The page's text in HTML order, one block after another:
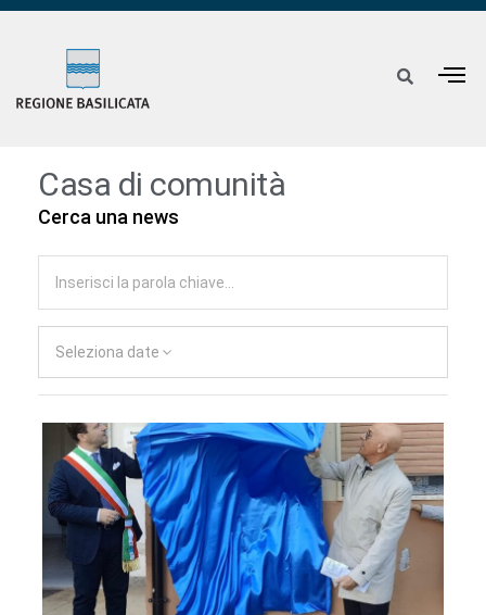
Casa di comunità
Cerca una news
Seleziona date